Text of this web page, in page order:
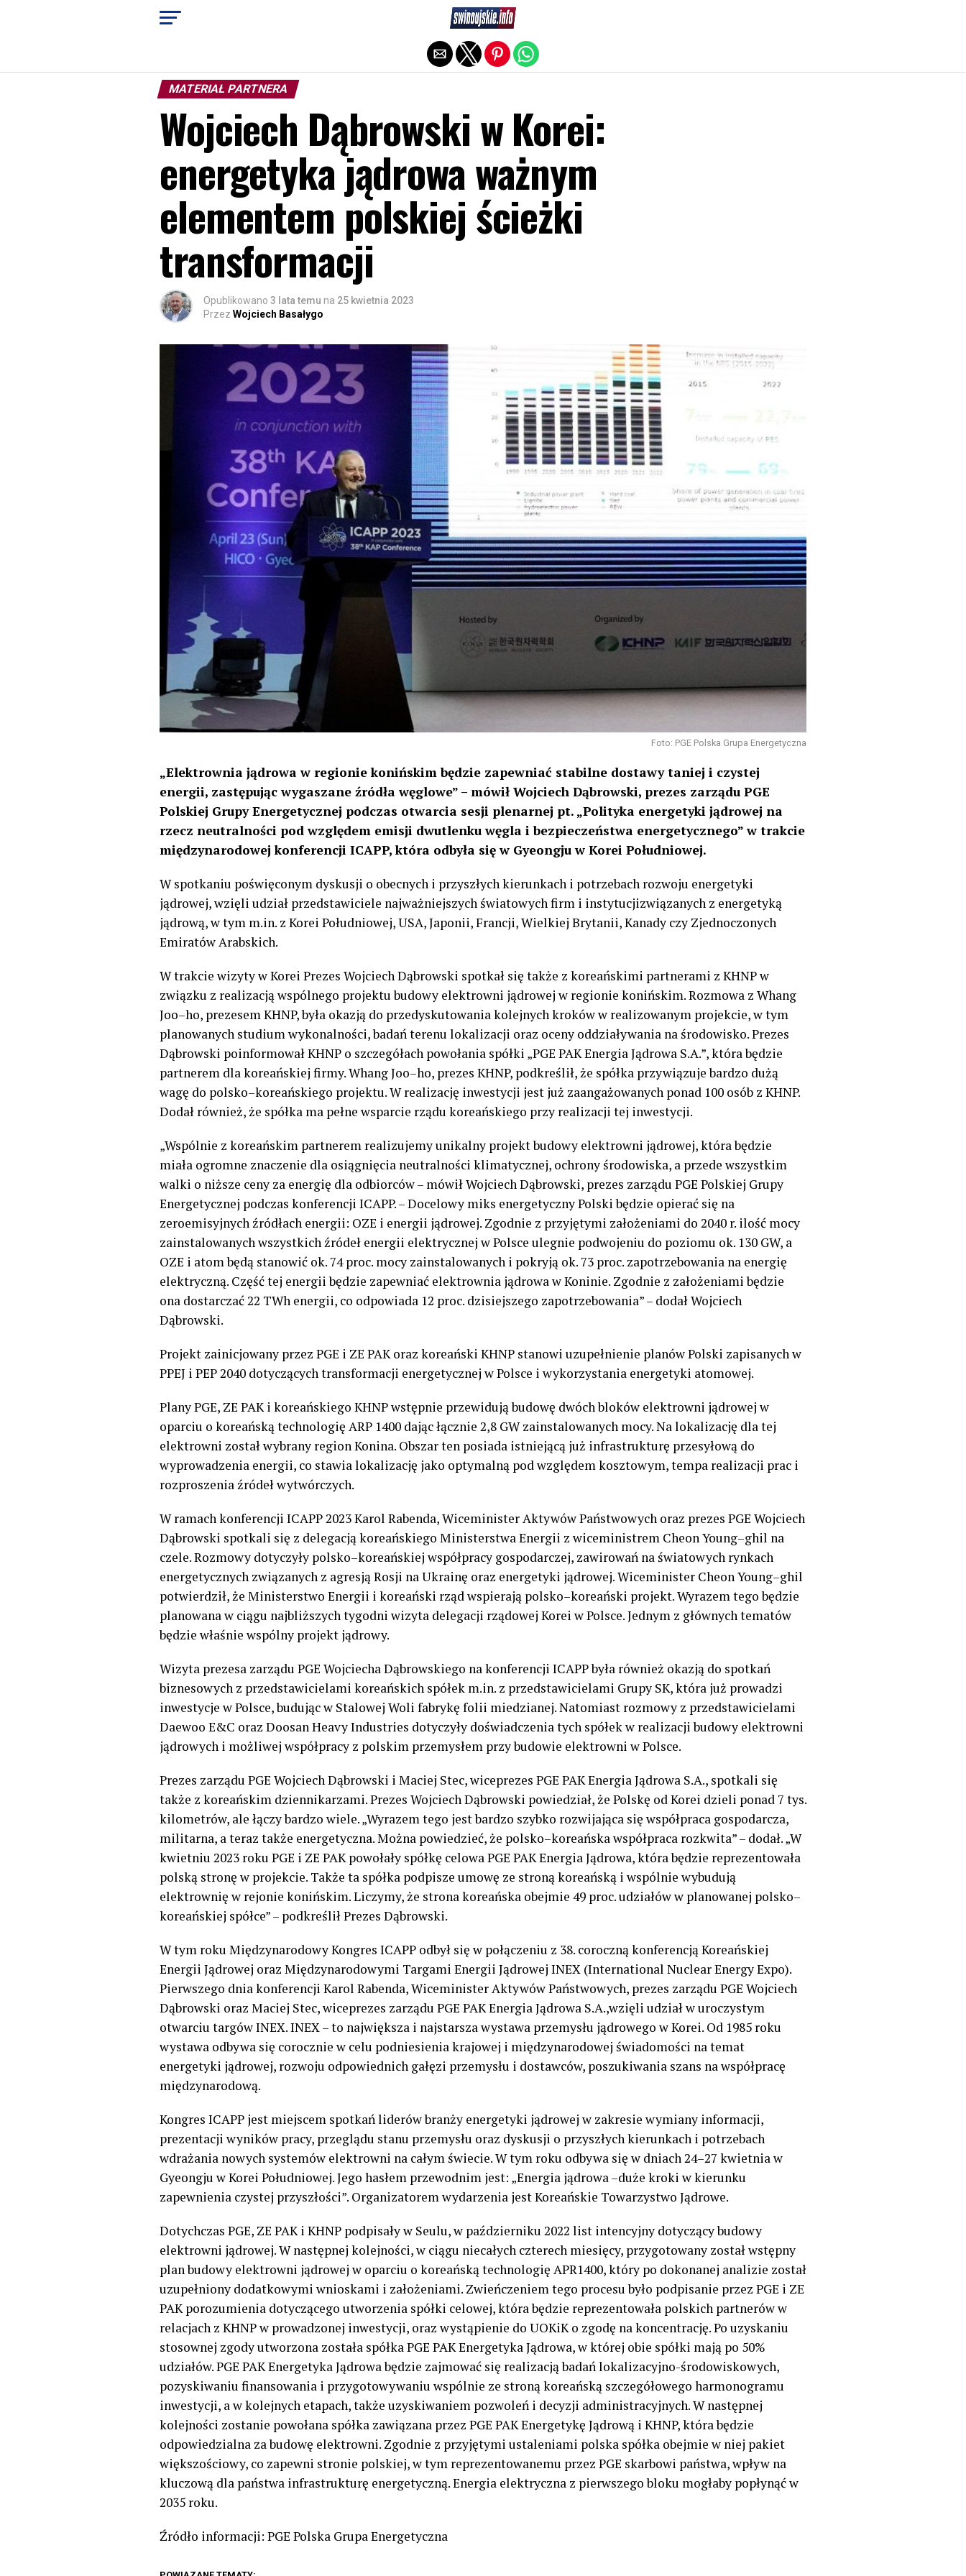
MATERIAŁ PARTNERA
Wojciech Dąbrowski w Korei:
energetyka jądrowa ważnym
elementem polskiej ścieżki
transformacji
Opublikowano 3 lata temu na 25 kwietnia 2023
Przez Wojciech Basałygo
Foto: PGE Polska Grupa Energetyczna
„Elektrownia jądrowa w regionie konińskim będzie zapewniać stabilne dostawy taniej i czystej
energii, zastępując wygaszane źródła węglowe” – mówił Wojciech Dąbrowski, prezes zarządu PGE
Polskiej Grupy Energetycznej podczas otwarcia sesji plenarnej pt. „Polityka energetyki jądrowej na
rzecz neutralności pod względem emisji dwutlenku węgla i bezpieczeństwa energetycznego” w trakcie
międzynarodowej konferencji ICAPP, która odbyła się w Gyeongjuw Korei Południowej.
W spotkaniu poświęconym dyskusji o obecnych i przyszłych kierunkach i potrzebach rozwoju energetyki
jądrowej, wzięli udział przedstawiciele najważniejszych światowych firm i instytucjizwiązanych z energetyką
jądrową, w tym m.in. z Korei Południowej, USA, Japonii, Francji, Wielkiej Brytanii, Kanady czy Zjednoczonych
Emiratów Arabskich.
W trakcie wizyty w Korei Prezes Wojciech Dąbrowski spotkał się także z koreańskimi partnerami z KHNP w
związku z realizacją wspólnego projektu budowy elektrowni jądrowej w regionie konińskim. Rozmowa z Whang
Joo–ho, prezesem KHNP,była okazją do przedyskutowania kolejnych kroków w realizowanym projekcie, w tym
planowanych studium wykonalności, badań terenu lokalizacji oraz oceny oddziaływania na środowisko. Prezes
Dąbrowski poinformował KHNP o szczegółach powołania spółki „PGE PAK Energia Jądrowa S.A.”, która będzie
partnerem dla koreańskiej firmy.WhangJoo–ho, prezes KHNP, podkreślił, że spółka przywiązuje bardzo dużą
wagę do polsko–koreańskiego projektu. W realizację inwestycji jest już zaangażowanych ponad 100 osób z KHNP.
Dodał również, że spółka ma pełne wsparcie rządu koreańskiego przy realizacji tej inwestycji.
„Wspólnie z koreańskim partnerem realizujemy unikalny projekt budowy elektrowni jądrowej, która będzie
miała ogromne znaczenie dla osiągnięcia neutralności klimatycznej, ochrony środowiska, a przede wszystkim
walki o niższe ceny za energię dla odbiorców– mówiłWojciech Dąbrowski, prezes zarządu PGE Polskiej Grupy
Energetycznej podczas konferencji ICAPP.–Docelowy miks energetyczny Polski będzie opierać się na
zeroemisyjnych źródłach energii: OZE i energii jądrowej. Zgodnie z przyjętymi założeniami do 2040 r. ilość mocy
zainstalowanych wszystkich źródeł energii elektrycznej w Polsce ulegnie podwojeniu do poziomu ok. 130 GW, a
OZE i atom będą stanowić ok. 74 proc. mocy zainstalowanych i pokryją ok. 73 proc. zapotrzebowania na energię
elektryczną. Część tej energii będzie zapewniać elektrownia jądrowa w Koninie. Zgodnie z założeniami będzie
ona dostarczać 22 TWh energii, co odpowiada 12 proc. dzisiejszego zapotrzebowania”– dodałWojciech
Dąbrowski.
Projekt zainicjowany przez PGE i ZE PAK oraz koreański KHNP stanowi uzupełnienie planów Polski zapisanych w
PPEJ i PEP 2040 dotyczących transformacji energetycznej w Polsce i wykorzystania energetyki atomowej.
Plany PGE, ZE PAK i koreańskiego KHNP wstępnie przewidują budowę dwóch bloków elektrowni jądrowej w
oparciu o koreańską technologię ARP 1400 dając łącznie 2,8 GW zainstalowanych mocy. Na lokalizację dla tej
elektrowni został wybrany region Konina. Obszar ten posiada istniejącą już infrastrukturę przesyłową do
wyprowadzenia energii, co stawia lokalizację jako optymalną pod względem kosztowym, tempa realizacji prac i
rozproszenia źródeł wytwórczych.
W ramachkonferencji ICAPP 2023 Karol Rabenda,Wiceminister Aktywów Państwowych oraz prezes PGE Wojciech
Dąbrowski spotkali się z delegacją koreańskiego Ministerstwa Energii z wiceministrem CheonYoung–ghil na
czele.Rozmowy dotyczyły polsko–koreańskiej współpracy gospodarczej, zawirowań na światowych rynkach
energetycznych związanych z agresją Rosji na Ukrainę oraz energetyki jądrowej. Wiceminister CheonYoung–ghil
potwierdził, że Ministerstwo Energii i koreański rząd wspierają polsko–koreański projekt. Wyrazem tego będzie
planowana w ciągu najbliższych tygodni wizyta delegacji rządowej Korei w Polsce. Jednym z głównych tematów
będzie właśnie wspólny projekt jądrowy.
Wizyta prezesa zarządu PGE Wojciecha Dąbrowskiego nakonferencji ICAPP była również okazją do spotkań
biznesowych z przedstawicielami koreańskich spółek m.in. z przedstawicielami Grupy SK, która już prowadzi
inwestycje w Polsce,budując w Stalowej Woli fabrykę folii miedzianej. Natomiast rozmowy z przedstawicielami
Daewoo E&C oraz DoosanHeavyIndustries dotyczyły doświadczenia tych spółek w realizacji budowy elektrowni
jądrowych i możliwej współpracy z polskim przemysłem przy budowie elektrowni w Polsce.
Prezes zarządu PGE Wojciech Dąbrowski i Maciej Stec,wiceprezes PGE PAK Energia Jądrowa S.A., spotkali się
także z koreańskim dziennikarzami. Prezes Wojciech Dąbrowski powiedział, że Polskę od Korei dzieli ponad 7 tys.
kilometrów, ale łączy bardzo wiele.„Wyrazem tego jest bardzo szybko rozwijająca się współpraca gospodarcza,
militarna, a teraz także energetyczna. Można powiedzieć, że polsko–koreańska współpraca rozkwita”– dodał.„W
kwietniu 2023 roku PGE i ZE PAK powołały spółkę celowa PGE PAK Energia Jądrowa, która będzie reprezentowała
polską stronę w projekcie. Także ta spółka podpisze umowę ze stroną koreańską i wspólnie wybudują
elektrownię w rejonie konińskim. Liczymy, że strona koreańska obejmie 49 proc. udziałów w planowanej polsko–
koreańskiej spółce”– podkreśliłPrezes Dąbrowski.
W tym roku Międzynarodowy Kongres ICAPP odbył się w połączeniu z 38. corocznąkonferencją Koreańskiej
Energii Jądrowej oraz Międzynarodowymi Targami Energii Jądrowej INEX (International NuclearEnergy Expo).
Pierwszego dnia konferencji Karol Rabenda,Wiceminister Aktywów Państwowych, prezes zarządu PGE Wojciech
Dąbrowski oraz Maciej Stec,wiceprezes zarządu PGE PAK Energia Jądrowa S.A.,wzięli udział w uroczystym
otwarciu targów INEX. INEX–to największa i najstarsza wystawa przemysłu jądrowego w Korei. Od 1985 roku
wystawa odbywa się corocznie w celu podniesienia krajowej i międzynarodowej świadomości na temat
energetyki jądrowej, rozwoju odpowiednich gałęzi przemysłu i dostawców, poszukiwania szans na współpracę
międzynarodową.
Kongres ICAPP jest miejscem spotkań liderów branży energetyki jądrowej w zakresie wymiany informacji,
prezentacji wyników pracy, przeglądu stanu przemysłu oraz dyskusji o przyszłych kierunkach i potrzebach
wdrażania nowych systemów elektrowni na całym świecie. W tym roku odbywa się w dniach 24–27 kwietnia w
Gyeongju w Korei Południowej. Jego hasłem przewodnim jest: „Energia jądrowa–duże kroki w kierunku
zapewnienia czystej przyszłości”. Organizatorem wydarzenia jest Koreańskie Towarzystwo Jądrowe.
Dotychczas PGE, ZE PAK i KHNP podpisały w Seulu, w październiku 2022 list intencyjny dotyczący budowy
elektrowni jądrowej. W następnej kolejności, w ciągu niecałych czterech miesięcy, przygotowany został wstępny
plan budowy elektrowni jądrowej w oparciu o koreańską technologię APR1400, który po dokonanej analizie został
uzupełniony dodatkowymi wnioskami i założeniami. Zwieńczeniem tego procesu było podpisanie przez PGE i ZE
PAK porozumienia dotyczącego utworzenia spółki celowej, która będzie reprezentowała polskich partnerów w
relacjach z KHNP w prowadzonej inwestycji, oraz wystąpienie do UOKiK o zgodę na koncentrację. Po uzyskaniu
stosownej zgody utworzona została spółka PGE PAK Energetyka Jądrowa, w której obie spółki mają po 50%
udziałów. PGE PAK Energetyka Jądrowa będzie zajmować się realizacją badań lokalizacyjno-środowiskowych,
pozyskiwaniu finansowania i przygotowywaniu wspólnie ze stroną koreańską szczegółowego harmonogramu
inwestycji, a w kolejnych etapach, także uzyskiwaniem pozwoleń i decyzji administracyjnych. W następnej
kolejności zostanie powołana spółka zawiązana przez PGE PAK Energetykę Jądrową i KHNP, która będzie
odpowiedzialna za budowę elektrowni. Zgodnie z przyjętymi ustaleniami polska spółka obejmie w niej pakiet
większościowy, co zapewni stronie polskiej, w tym reprezentowanemu przez PGE skarbowi państwa, wpływ na
kluczową dla państwa infrastrukturę energetyczną. Energia elektryczna z pierwszego bloku mogłaby popłynąć w
2035 roku.
Źródło informacji: PGE Polska Grupa Energetyczna
Exit mobile version